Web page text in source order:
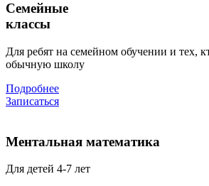
Семейные
классы
Для ребят на семейном обучении и тех,
обычную школу
Подробнее
Записаться
Ментальная математика
Для детей 4-7 лет